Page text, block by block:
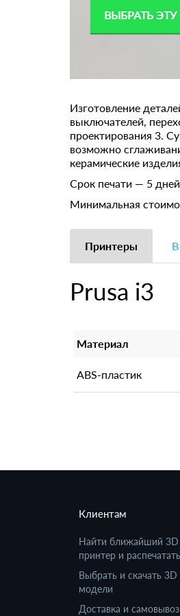
ВЫБРАТЬ
Изготовление
выключателей,
проектирования 3.
возможно
керамические
Срок печати — 5 дней
Минимальная
Принтеры
Prusa i3
Материал
ABS-пластик
Клиентам
Найти ближайший 3D
принтер и распечатать
Выбрать и скачать 3D
модели
Доставка и самовывоз